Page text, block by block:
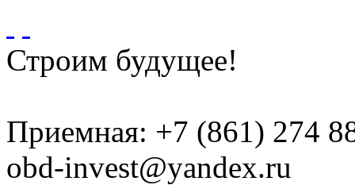
Строим будущее!
Приемная: +7 (861) 274
obd-invest@yandex.ru